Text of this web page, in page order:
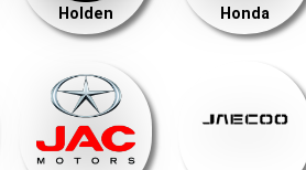
Holden Honda